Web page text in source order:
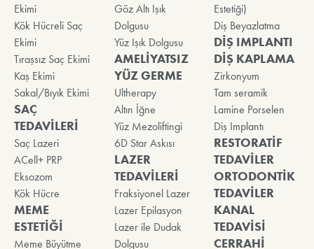
Ekimi
Kök Hücreli Saç
Ekimi
Tıraşsız Saç Ekimi
Kaş Ekimi
Sakal/Bıyık Ekimi
SAÇ
TEDAVİLERİ
Saç Lazeri
ACell+ PRP
Eksozom
Kök Hücre
MEME
ESTETİĞİ
Meme Büyütme
Göz Altı Işık
Dolgusu
Yüz Işık Dolgusu
AMELİYATSIZ
YÜZ GERME
Ultherapy
Altın İğne
Yüz Mezoliftingi
6D Star Askısı
LAZER
TEDAVİLERİ
Fraksiyonel Lazer
Lazer Epilasyon
Lazer ile Dudak
Dolgusu
Estetiği)
Diş Beyazlatma
DİŞ IMPLANTI
DİŞ KAPLAMA
Zirkonyum
Tam seramik
Lamine Porselen
Diş Implantı
RESTORATİF
TEDAVİLER
ORTODONTİK
TEDAVİLER
KANAL
TEDAVİSİ
CERRAHİ